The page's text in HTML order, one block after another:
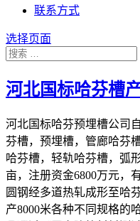
联系方式
选择页面
河北国标哈芬槽
河北国标哈芬预埋槽公司
芬槽，预埋槽，管廊哈芬
哈芬槽，轻轨哈芬槽，弧
亩，注册资金6800万元，
圆钢经多道热轧成形至哈
产8000米各种不同规格的